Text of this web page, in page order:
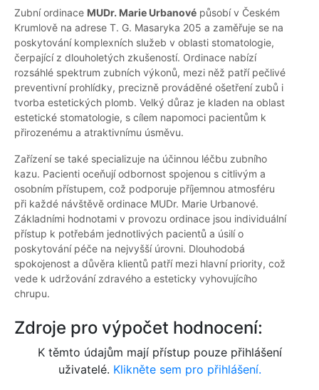
Zubní ordinace MUDr. Marie Urbanové působí v Českém
Krumlově na adrese T. G. Masaryka 205 a zaměřuje se na
poskytování komplexních služeb v oblasti stomatologie,
čerpající z dlouholetých zkušeností. Ordinace nabízí
rozsáhlé spektrum zubních výkonů, mezi něž patří pečlivé
preventivní prohlídky, precizně prováděné ošetření zubů i
tvorba estetických plomb. Velký důraz je kladen na oblast
estetické stomatologie, s cílem napomoci pacientům k
přirozenému a atraktivnímu úsměvu.
Zařízení se také specializuje na účinnou léčbu zubního
kazu. Pacienti oceňují odbornost spojenou s citlivým a
osobním přístupem, což podporuje příjemnou atmosféru
při každé návštěvě ordinace MUDr. Marie Urbanové.
Základními hodnotami v provozu ordinace jsou individuální
přístup k potřebám jednotlivých pacientů a úsilí o
poskytování péče na nejvyšší úrovni. Dlouhodobá
spokojenost a důvěra klientů patří mezi hlavní priority, což
vede k udržování zdravého a esteticky vyhovujícího
chrupu.
Zdroje pro výpočet hodnocení:
K těmto údajům mají přístup pouze přihlášení
uživatelé. Klikněte sem pro přihlášení.